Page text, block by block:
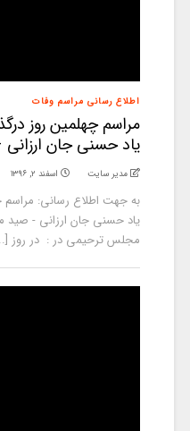
اطلاع رسانی مراسم وفات
مراسم چهلمین روز
یاد حسنی جان
مدیر سایت اسفند ۲, ۱۳۹۶
به جهت اطلاع رسانی: مراسم
یاد حسنی جان ارزانی - صید
مجلس ترحیمی در : در روز